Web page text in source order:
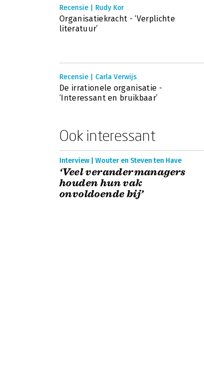
Recensie | Rudy Kor
Organisatiekracht - ‘Verplichte
literatuur’
Recensie | Carla Verwijs
De irrationele organisatie -
‘Interessant en bruikbaar’
Ook interessant
Interview | Wouter en Steven ten Have
‘Veel verandermanagers
houden hun vak
onvoldoende bij’